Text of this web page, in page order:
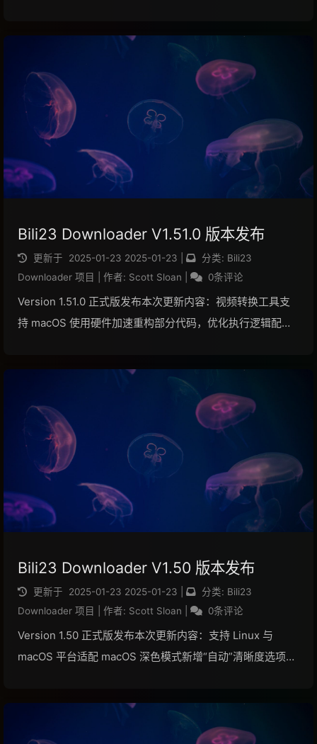
阅读全文...
Bili23 Downloader V1.51.0 版本发布
更新于 2025-01-23 2025-01-23 分类: Bili23
Downloader 项目
作者: Scott Sloan 0条评论
Version 1.51.0 正式版发布本次更新内容：视频转换工具支
持 macOS 使用硬件加速重构部分代码，优化执行逻辑配置
阅读全文...
Bili23 Downloader V1.50 版本发布
更新于 2025-01-23 2025-01-23 分类: Bili23
Downloader 项目
作者: Scott Sloan 0条评论
Version 1.50 正式版发布本次更新内容：支持 Linux 与
macOS 平台适配 macOS 深色模式新增“自动”清晰度选项，